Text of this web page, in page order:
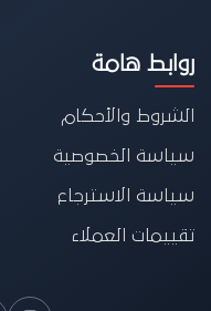
روابط هامة
الشروط والأحكام
سياسة الخصوصية
سياسة الاسترجاع
تقييمات العملاء